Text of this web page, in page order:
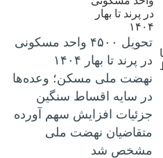
تحویل ۴۵۰۰ واحد مسکونی
در پرند تا بهار ۱۴۰۴
نهضت ملی مسکن؛ وعده‌ها
در سایه اقساط سنگین
جزئیات افزایش سهم آورده
متقاضیان نهضت ملی
مشخص شد